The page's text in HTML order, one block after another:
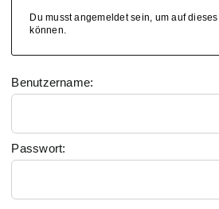
Du musst angemeldet sein, um auf
können.
Benutzername:
Passwort: